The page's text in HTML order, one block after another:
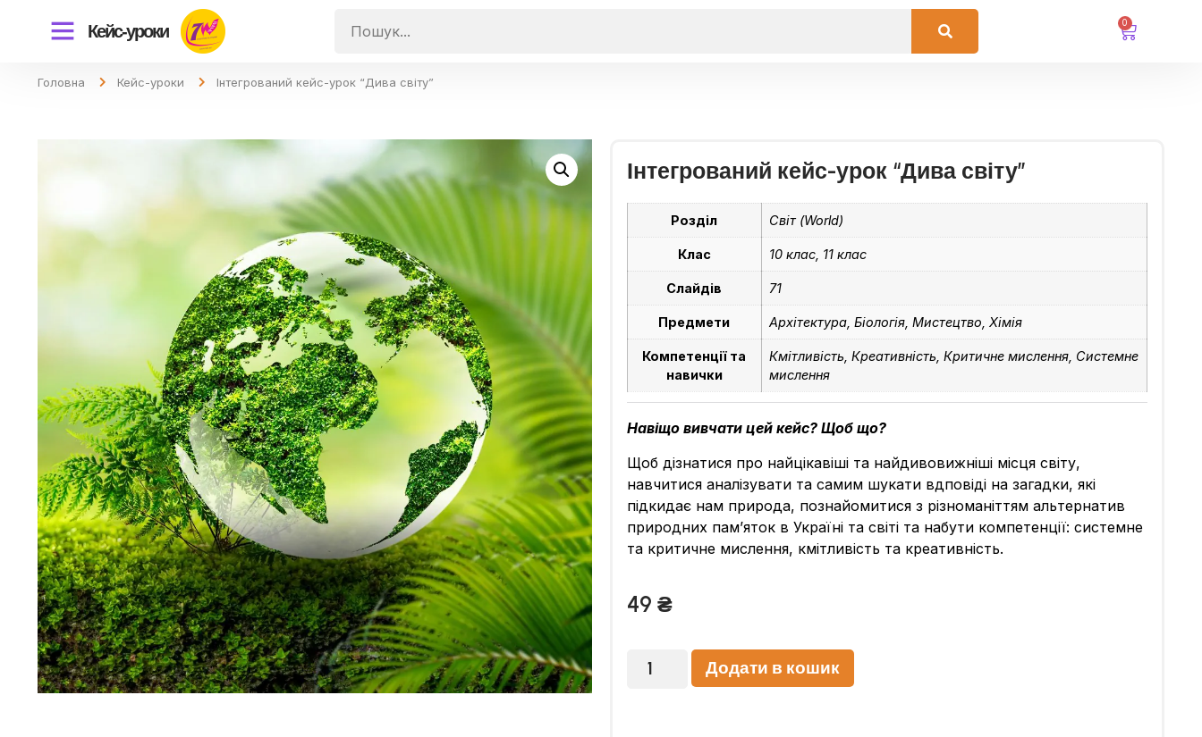
Кейс-уроки 0
Головна Кейс-уроки Інтегрований кейс-урок “Дива світу”
Інтегрований кейс-урок “Дива світу”
Розділ Світ (World)
Клас 10 клас, 11 клас
Слайдів 71
Предмети Архітектура, Біологія, Мистецтво, Хімія
Компетенції та
навички
Кмітливість, Креативність, Критичне мислення, Системне
мислення
Навіщо вивчати цей кейс? Щоб що?
Щоб дізнатися про найцікавіші та найдивовижніші місця світу,
навчитися аналізувати та самим шукати вдповіді на загадки, які
підкидає нам природа, познайомитися з різноманіттям альтернатив
природних пам’яток в Україні та світі та набути компетенції: системне
та критичне мислення, кмітливість та креативність.
49 ₴
Додати в кошик